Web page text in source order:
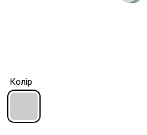
Колір